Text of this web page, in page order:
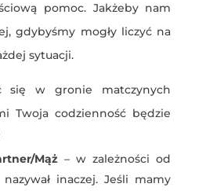
pomoc. Jakżeby nam
gdybyśmy mogły liczyć na
sytuacji.
się w gronie matczynych
Twoja codzienność będzie
Mąż– w zależności od
inaczej. Jeśli mamy